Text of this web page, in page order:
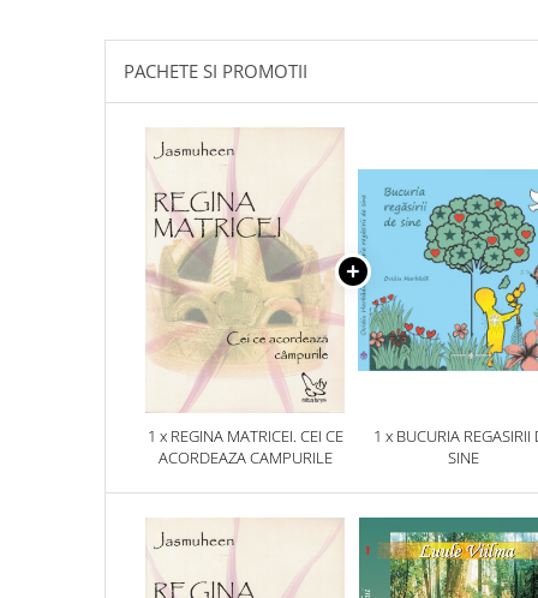
PACHETE SI PROMOTII
1 x REGINA MATRICEI. CEI CE
ACORDEAZA CAMPURILE
1 x BUCURIA REGASIRII
SINE